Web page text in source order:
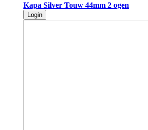
Kapa Silver Touw 44mm 2 ogen
Login